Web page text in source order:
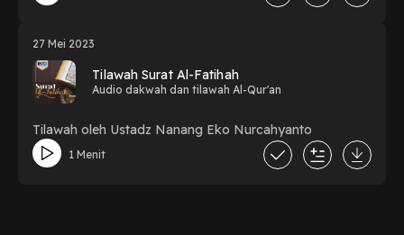
27 Mei 2023
Tilawah Surat Al-Fatihah
Audio dakwah dan tilawah Al-Qur'an
Tilawah oleh Ustadz Nanang Eko Nurcahyanto
1 Menit